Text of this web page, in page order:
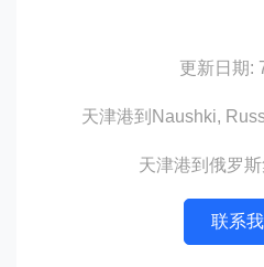
更新日期:
天津港到Naushki,
天津港到俄罗
联系